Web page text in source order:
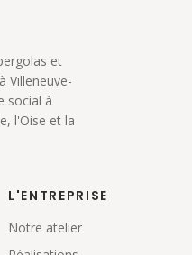
et
Villeneuve-
social à
l'Oise et la
L'ENTREPRISE
Notre atelier